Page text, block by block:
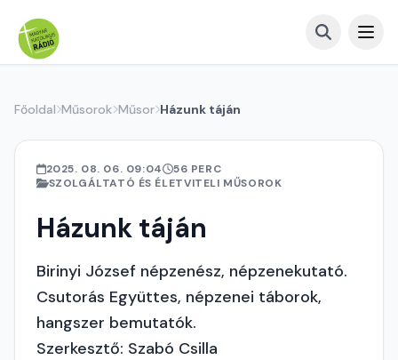
Főoldal Műsorok Műsor Házunk táján
2025. 08. 06. 09:04
56 PERC
SZOLGÁLTATÓ ÉS ÉLETVITELI MŰSOROK
Házunk táján
Birinyi József népzenész, népzenekutató.
Csutorás Együttes, népzenei táborok,
hangszer bemutatók.
Szerkesztő: Szabó Csilla